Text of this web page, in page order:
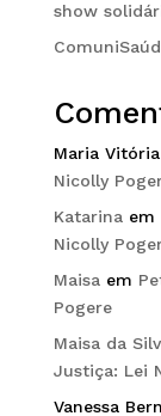
show
Maria Vitória
Nicolly
Katarinaem
Nicolly
Maisaem
Pogere
Maisa da
Justiça: Lei
Vanessa